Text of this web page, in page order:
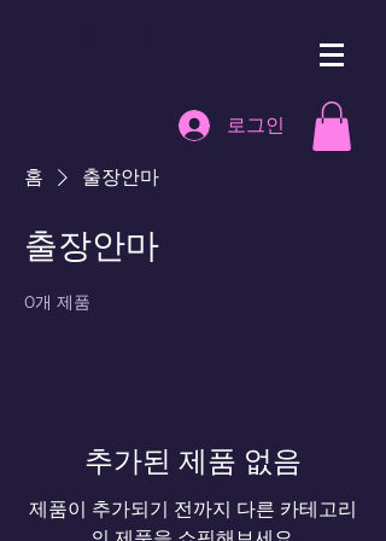
로그인
홈 출장안마
출장안마
0개 제품
추가된 제품 없음
제품이 추가되기 전까지 다른 카테고리